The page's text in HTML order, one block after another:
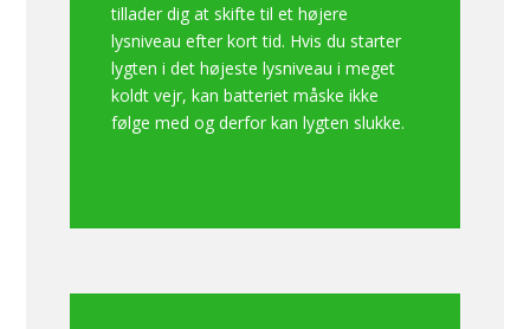
tillader dig at skifte til et højere
lysniveau efter kort tid. Hvis du starter
lygten i det højeste lysniveau i meget
koldt vejr, kan batteriet måske ikke
følge med og derfor kan lygten slukke.